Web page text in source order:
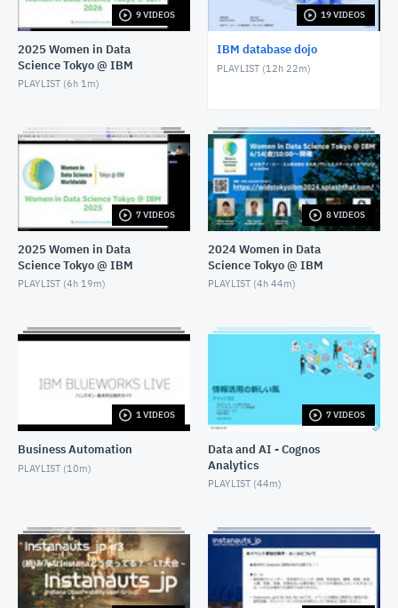
RDS for Db2: 2025年3月最新情報アップデート
RDS for Db2 データ移行編 - Part3: Qレプリケーショ
ンでデータ連携
OCTOBER 28, 2024
RDS for Db2 データ移行編 - Part2: S3経由のバックア
ップ/リストアでデータ移行
RDS for Db2 はじめの一歩・バックアップ編
RDS for Db2 はじめの一歩・HA(高可用性)編
RDS for Db2 はじめの一歩・作り方編
JUNE 28, 2024
データベース ハンズオン超入門 Db2 on Cloudを使っ
JULY 27, 2023
1時間でわかる&魅せる! Db2 LUW 11.5.8の最新情報
JUNE 28, 2023
9 VIDEOS
2025 Women in Data
Science Tokyo @ IBM
PLAYLIST (6h 1m)
19 VIDEOS
IBM database dojo
PLAYLIST (12h 22m)
7 VIDEOS
2025 Women in Data
Science Tokyo @ IBM
PLAYLIST (4h 19m)
8 VIDEOS
2024 Women in Data
Science Tokyo @ IBM
PLAYLIST (4h 44m)
1 VIDEOS
Business Automation
PLAYLIST (10m)
7 VIDEOS
Data and AI - Cognos
Analytics
PLAYLIST (44m)